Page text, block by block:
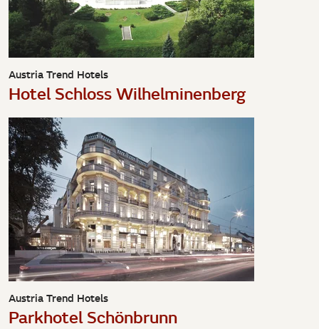
Austria Trend Hotels
Hotel Schloss Wilhelminenberg
Austria Trend Hotels
Parkhotel Schönbrunn